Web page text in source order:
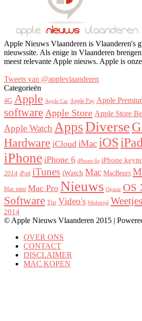
Apple Nieuws Vlaanderen is Vlaanderen's
nieuwssite. Als enige in Vlaanderen
meest relevante Apple nieuws. Apple is
Tweets van @applevlaanderen
Categorieën
4G Apple Apple Car Apple Pay Apple
software Apple Store Apple Store
Apple Watch Apps Diverse
Hardware iCloud iMaciOS
iPhone iPhone 6 iPhone 6s iPhone
2014 iPod iTunes iWatch Mac MacBeurs
Mac mini Mac Pro Nieuws Opinie OS
Software Tip Video's Wedstrijd Weetjes
2014
© Apple Nieuws Vlaanderen 2015 |
OVER ONS
CONTACT
DISCLAIMER
MAC KOPEN